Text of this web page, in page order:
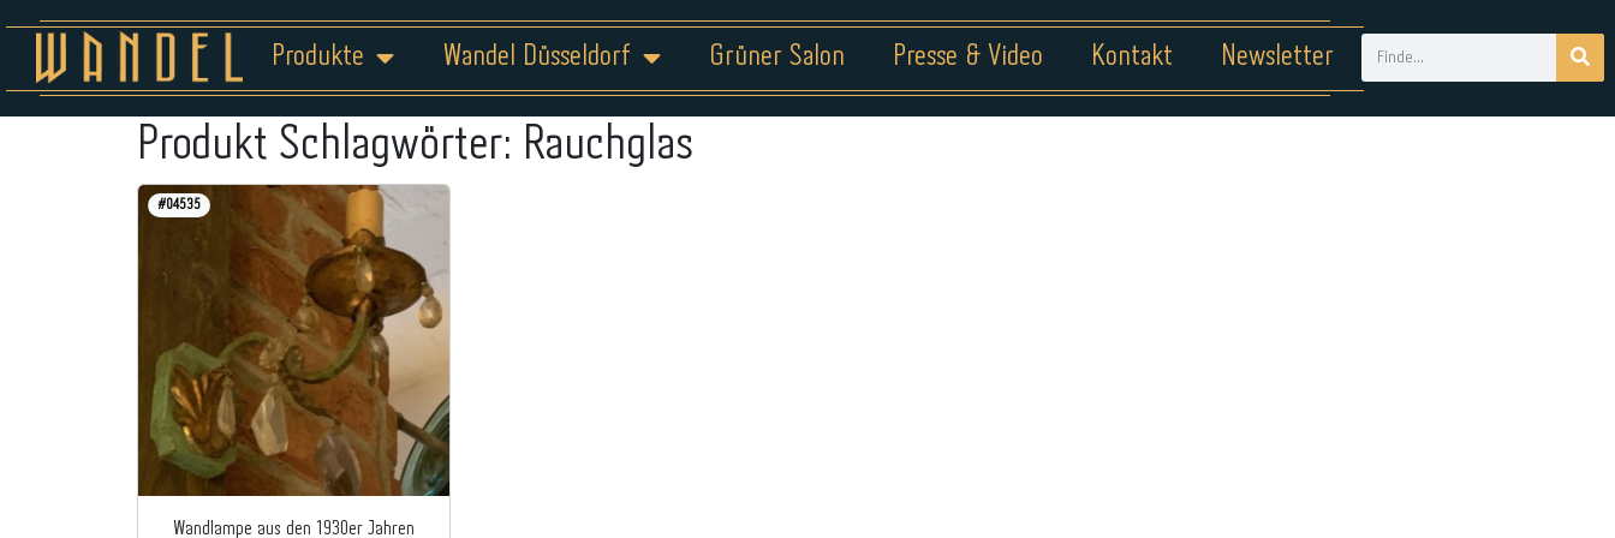
Produkte Wandel Düsseldorf Grüner Salon Presse & Video Kontakt Newsletter
Produkt Schlagwörter: Rauchglas
#04535
Wandlampe aus den 1930er Jahren